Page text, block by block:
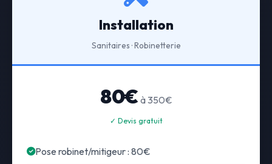
Installation
Sanitaires · Robinetterie
80€ à 350€
✓ Devis gratuit
Pose robinet/mitigeur : 80€